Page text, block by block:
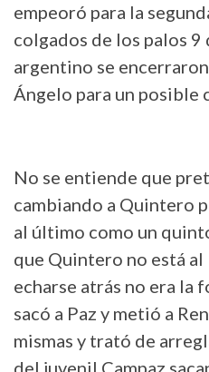
empeoró para la
colgados de los palos
argentino se
Ángelo para un posible
No se entiende que
cambiando a Quintero
al último como un
que Quintero no está
echarse atrás no era la
sacó a Paz y metió a
mismas y trató de
del juvenil Campaz